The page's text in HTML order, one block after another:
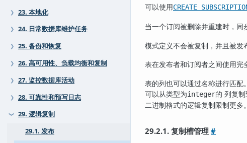
❯ 23. 本地化
❯ 24. 日常数据库维护任务
❯ 25. 备份和恢复
❯ 26. 高可用性、负载均衡和复制
❯ 27. 监控数据库活动
❯ 28. 可靠性和预写日志
❯
29. 逻辑复制
29.1. 发布
可以使用CREATE
当一个订阅被删除并重建时，同
模式定义不会被复制，并且被发
表在发布者和订阅者之间使用完
表的列也可以通过名称进行匹配
可以从类型为integer的 列复
二进制格式的逻辑复制限制更多
29.2.1. 复制槽管理#